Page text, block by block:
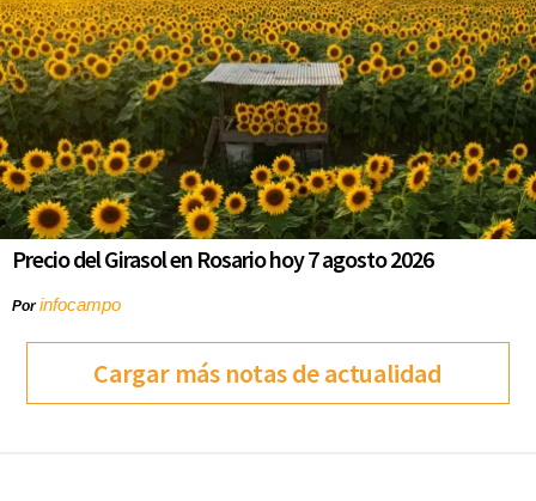
Precio del Girasol en Rosario hoy 7 agosto 2026
Porinfocampo
Cargar más notas de actualidad